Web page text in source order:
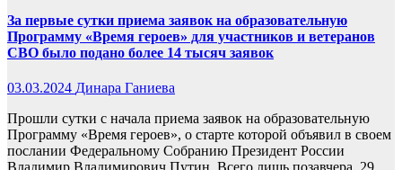
За первые сутки приема заявок на образовательную
Программу «Время героев» для участников и ветеранов
СВО было подано более 14 тысяч заявок
03.03.2024 Динара Ганиева
Прошли сутки с начала приема заявок на образовательную
Программу «Время героев», о старте которой объявил в своем
послании Федеральному Собранию Президент России
Владимир Владимирович Путин. Всего лишь позавчера, 29